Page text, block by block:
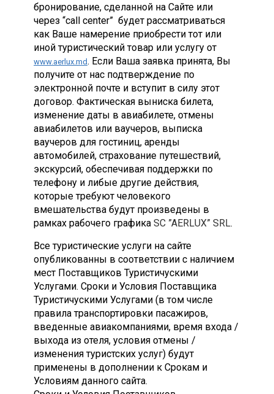
бронирование, сделанной на Сайте или
через “call center” будет рассматриваться
как Ваше намерение приобрести тот или
иной туристический товар или услугу от
www.aerlux.md. Если Ваша заявка принята, Вы
получите от нас подтверждение по
электронной почте и вступит в силу этот
договор. Фактическая выниска билета,
изменение даты в авиабилете, отмены
авиабилетов или ваучеров, выписка
ваучеров для гостиниц, аренды
автомобилей, страхование путешествий,
экскурсий, обеспечивая поддержки по
телефону и либые другие действия,
которые требуют человекого
вмешательства будут произведены в
рамках рабочего графика SC ”AERLUX” SRL.
Все туристические услуги на сайте
опубликованны в соответствии с наличием
мест Поставщиков Туристичускими
Услугами. Сроки и Условия Поставщика
Туристичускими Услугами (в том числе
правила транспортировки пасажиров,
введенные авиакомпаниями, время входа /
выхода из отеля, условия отмены /
изменения туристских услуг) будут
применены в дополнении к Срокам и
Условиям данного сайта.